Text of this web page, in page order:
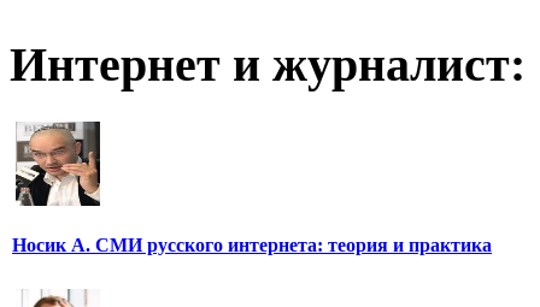
Интернет и журналист:
Носик А. СМИ русского интернета: теория и практика